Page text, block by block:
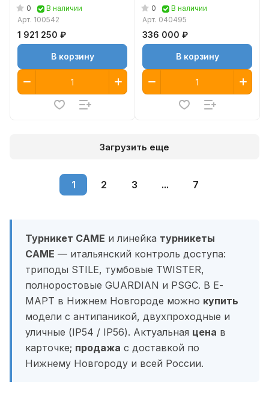
Полноростовой
турникет
0
В наличии
Арт. 100542
1 921 250 ₽
В корзину
автоматической
антипаникой
0
В наличии
Арт. 040495
336 000 ₽
В корзину
Загрузить еще
1 2 3 ... 7
Турникет CAME и линейка турникеты
CAME — итальянский контроль доступа:
триподы STILE, тумбовые TWISTER,
полноростовые GUARDIAN и PSGC. В Е-
МАРТ в Нижнем Новгороде можно купить
модели с антипаникой, двухпроходные и
уличные (IP54 / IP56). Актуальная цена в
карточке; продажа с доставкой по
Нижнему Новгороду и всей России.